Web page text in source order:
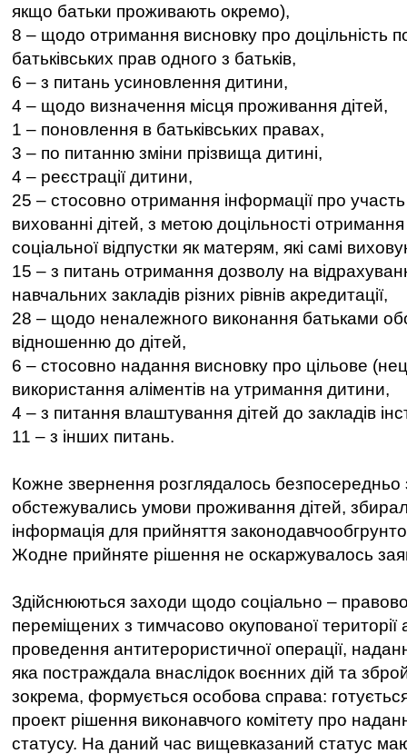
якщо батьки проживають окремо),
8 – щодо отримання висновку про доцільність
батьківських прав одного з батьків,
6 – з питань усиновлення дитини,
4 – щодо визначення місця проживання дітей,
1 – поновлення в батьківських правах,
3 – по питанню зміни прізвища дитині,
4 – реєстрації дитини,
25 – стосовно отримання інформації про участь
вихованні дітей, з метою доцільності
соціальної відпустки як матерям, які самі
15 – з питань отримання дозволу на
навчальних закладів різних рівнів акредитації,
28 – щодо неналежного виконання батьками
відношенню до дітей,
6 – стосовно надання висновку про цільове
використання аліментів на утримання дитини,
4 – з питання влаштування дітей до закладів
11 – з інших питань.
Кожне звернення розглядалось безпосередньо
обстежувались умови проживання дітей,
інформація для прийняття
Жодне прийняте рішення не оскаржувалось
Здійснюються заходи щодо соціально –
переміщених з тимчасово окупованої
проведення антитерористичної операції,
яка постраждала внаслідок воєнних дій та
зокрема, формується особова справа:
проект рішення виконавчого комітету про
статусу. На даний час вищевказаний статус